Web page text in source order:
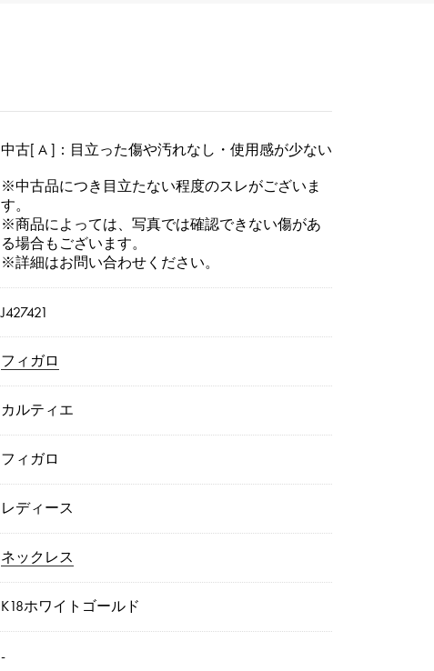
中古[ A ]：目立った傷や汚れなし・使用感が少ない
※中古品につき目立たない程度のスレがございま
す。
※商品によっては、写真では確認できない傷があ
る場合もございます。
※詳細はお問い合わせください。
J427421
フィガロ
カルティエ
フィガロ
レディース
ネックレス
K18ホワイトゴールド
-